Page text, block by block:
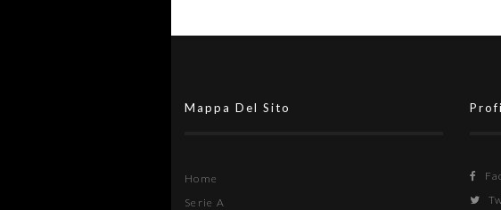
Mappa Del Sito
Home
Serie A